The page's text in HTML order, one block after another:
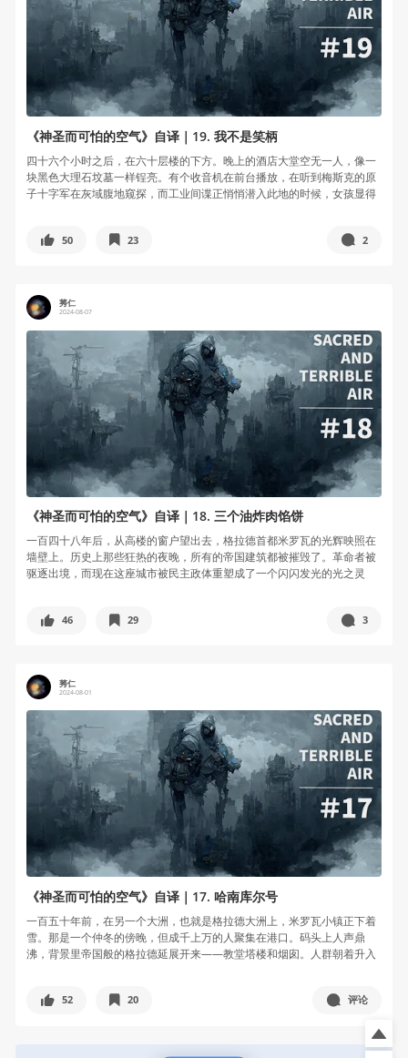
《神圣而可怕的空气》自译｜19. 我不是笑柄
四十六个小时之后，在六十层楼的下方。晚上的酒店大堂空无一人，像一
块黑色大理石坟墓一样锃亮。有个收音机在前台播放，在听到梅斯克的原
子十字军在灰域腹地窥探，而工业间谍正悄悄潜入此地的时候，女孩显得
50 23 2
莠仁
2024-08-07
《神圣而可怕的空气》自译｜18. 三个油炸肉馅饼
一百四十八年后，从高楼的窗户望出去，格拉德首都米罗瓦的光辉映照在
墙壁上。历史上那些狂热的夜晚，所有的帝国建筑都被摧毁了。革命者被
驱逐出境，而现在这座城市被民主政体重塑成了一个闪闪发光的光之灵
46 29 3
莠仁
2024-08-01
《神圣而可怕的空气》自译｜17. 哈南库尔号
一百五十年前，在另一个大洲，也就是格拉德大洲上，米罗瓦小镇正下着
雪。那是一个仲冬的傍晚，但成千上万的人聚集在港口。码头上人声鼎
沸，背景里帝国般的格拉德延展开来——教堂塔楼和烟囱。人群朝着升入
52 20 评论